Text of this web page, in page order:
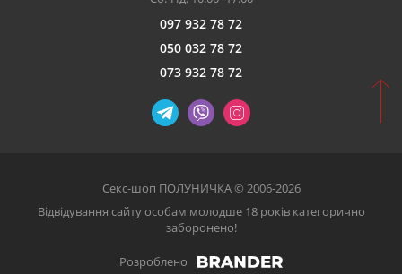
097 932 78 72
050 032 78 72
073 932 78 72
Секс-шоп ПОЛУНИЧКА © 2006-2026
Відвідування сайту особам молодше 18 років категорично
заборонено!
Розроблено